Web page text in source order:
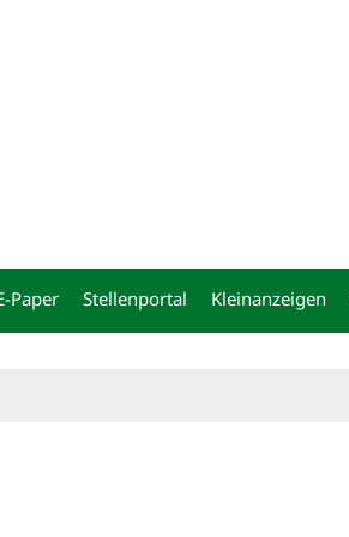
Paper Stellenportal Kleinanzeigen